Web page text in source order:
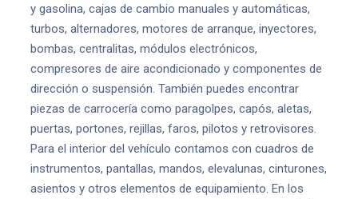
y gasolina, cajas de cambio manuales y automáticas,
turbos, alternadores, motores de arranque, inyectores,
bombas, centralitas, módulos electrónicos,
compresores de aire acondicionado y componentes de
dirección o suspensión. También puedes encontrar
piezas de carrocería como paragolpes, capós, aletas,
puertas, portones, rejillas, faros, pilotos y retrovisores.
Para el interior del vehículo contamos con cuadros de
instrumentos, pantallas, mandos, elevalunas, cinturones,
asientos y otros elementos de equipamiento. En los